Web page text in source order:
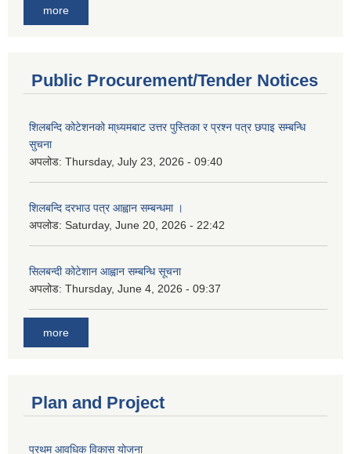
more
Public Procurement/Tender Notices
शिलबन्दि कोटेशनको मा्ध्यमबाट उत्तर पुस्तिका र प्रश्न पत्र छपाइ सम्बन्धि
सुचना
अपलोड: Thursday, July 23, 2026 - 09:40
शिलबन्दि दरभाउ पत्र आह्वान सम्बन्धमा ।
अपलोड: Saturday, June 20, 2026 - 22:42
सिलबन्दी कोटेशान आह्वान सम्बन्धि सूचना
अपलोड: Thursday, June 4, 2026 - 09:37
more
Plan and Project
प्रथम आवधिक विकास योजना